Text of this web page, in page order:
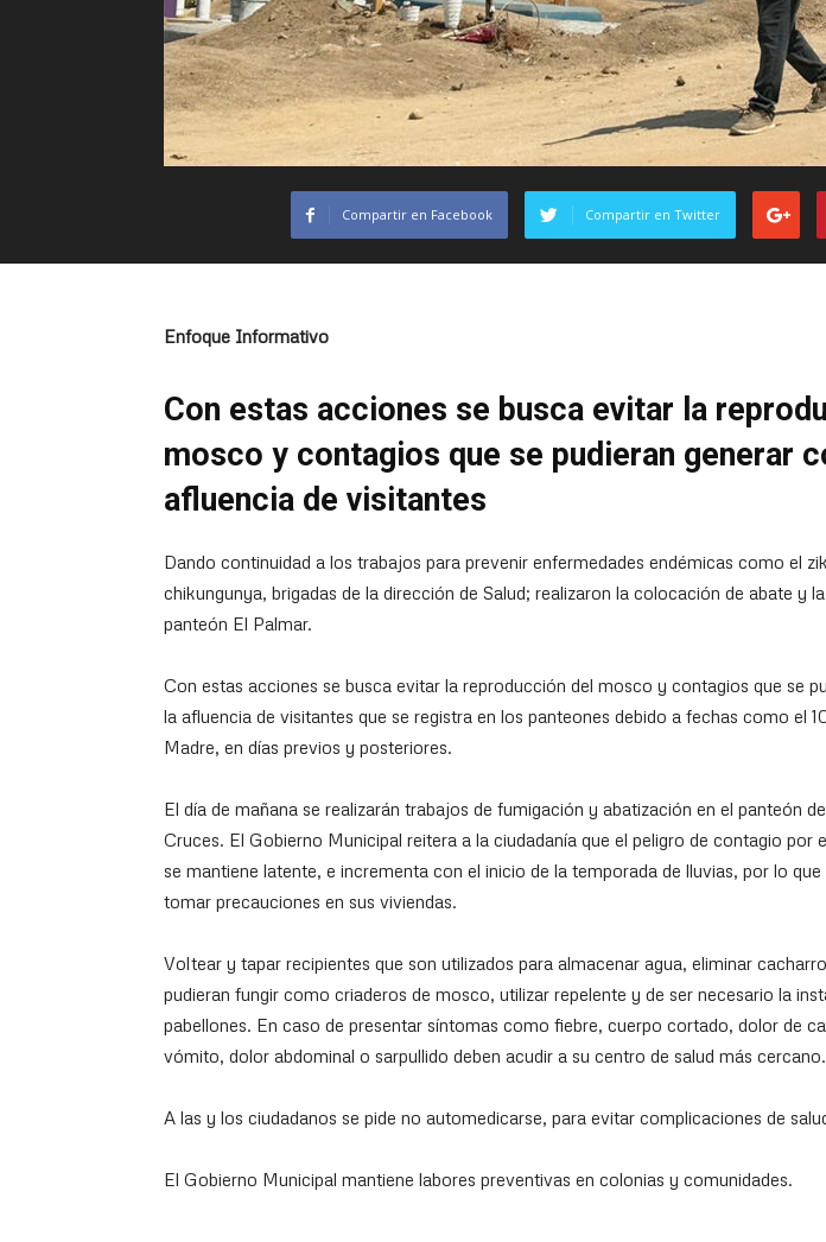
Compartir en Facebook Compartir en Twitter
Enfoque Informativo
Con estas acciones se busca evitar la
mosco y contagios que se pudieran generar
afluencia de visitantes
Dando continuidad a los trabajos para prevenir enfermedades endémicas como el
chikungunya, brigadas de la dirección de Salud; realizaron la colocación de abate y
panteón El Palmar.
Con estas acciones se busca evitar la reproducción del mosco y contagios que se
la afluencia de visitantes que se registra en los panteones debido a fechas como el
Madre, en días previos y posteriores.
El día de mañana se realizarán trabajos de fumigación y abatización en el panteón
Cruces. El Gobierno Municipal reitera a la ciudadanía que el peligro de contagio por
se mantiene latente, e incrementa con el inicio de la temporada de lluvias, por lo
tomar precauciones en sus viviendas.
Voltear y tapar recipientes que son utilizados para almacenar agua, eliminar
pudieran fungir como criaderos de mosco, utilizar repelente y de ser necesario la
pabellones. En caso de presentar síntomas como fiebre, cuerpo cortado, dolor de
vómito, dolor abdominal o sarpullido deben acudir a su centro de salud más cercano.
A las y los ciudadanos se pide no automedicarse, para evitar complicaciones de
El Gobierno Municipal mantiene labores preventivas en colonias y comunidades.